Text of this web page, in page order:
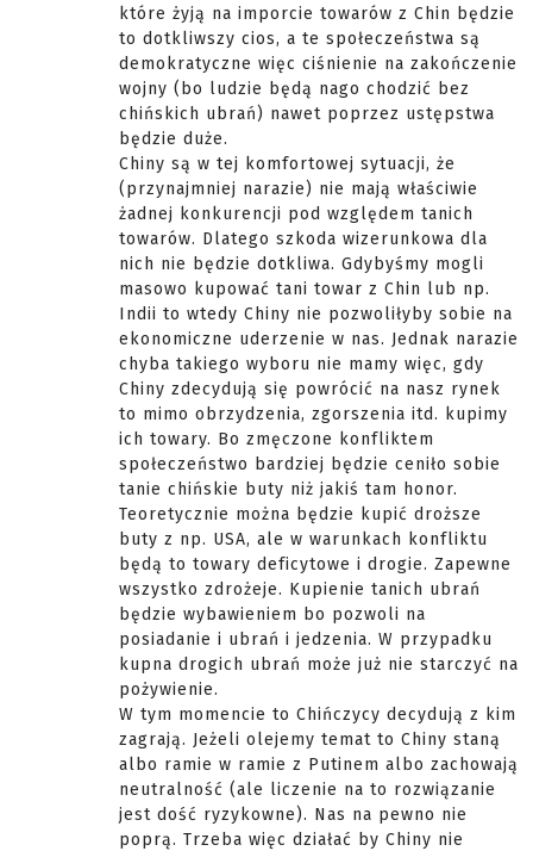
które żyją na imporcie towarów z Chin będzie
to dotkliwszy cios, a te społeczeństwa są
demokratyczne więc ciśnienie na zakończenie
wojny (bo ludzie będą nago chodzić bez
chińskich ubrań) nawet poprzez ustępstwa
będzie duże.
Chiny są w tej komfortowej sytuacji, że
(przynajmniej narazie) nie mają właściwie
żadnej konkurencji pod względem tanich
towarów. Dlatego szkoda wizerunkowa dla
nich nie będzie dotkliwa. Gdybyśmy mogli
masowo kupować tani towar z Chin lub np.
Indii to wtedy Chiny nie pozwoliłyby sobie na
ekonomiczne uderzenie w nas. Jednak narazie
chyba takiego wyboru nie mamy więc, gdy
Chiny zdecydują się powrócić na nasz rynek
to mimo obrzydzenia, zgorszenia itd. kupimy
ich towary. Bo zmęczone konfliktem
społeczeństwo bardziej będzie ceniło sobie
tanie chińskie buty niż jakiś tam honor.
Teoretycznie można będzie kupić droższe
buty z np. USA, ale w warunkach konfliktu
będą to towary deficytowe i drogie. Zapewne
wszystko zdrożeje. Kupienie tanich ubrań
będzie wybawieniem bo pozwoli na
posiadanie i ubrań i jedzenia. W przypadku
kupna drogich ubrań może już nie starczyć na
pożywienie.
W tym momencie to Chińczycy decydują z kim
zagrają. Jeżeli olejemy temat to Chiny staną
albo ramie w ramie z Putinem albo zachowają
neutralność (ale liczenie na to rozwiązanie
jest dość ryzykowne). Nas na pewno nie
poprą. Trzeba więc działać by Chiny nie